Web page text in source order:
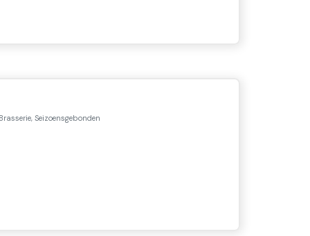
Seizoensgebonden